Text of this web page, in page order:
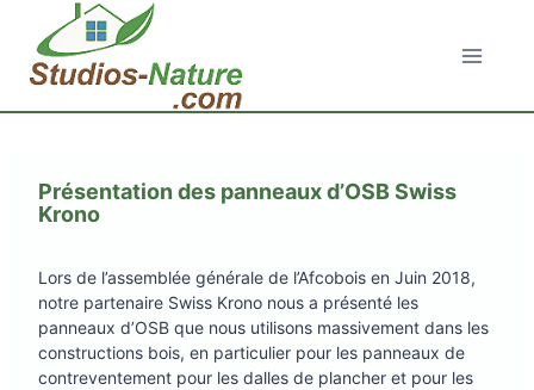
contenu
Présentation des panneaux d’OSB Swiss
Krono
Lors de l’assemblée générale de l’Afcobois en Juin 2018,
notre partenaire Swiss Krono nous a présenté les
panneaux d’OSB que nous utilisons massivement dans les
constructions bois, en particulier pour les panneaux de
contreventement pour les dalles de plancher et pour les